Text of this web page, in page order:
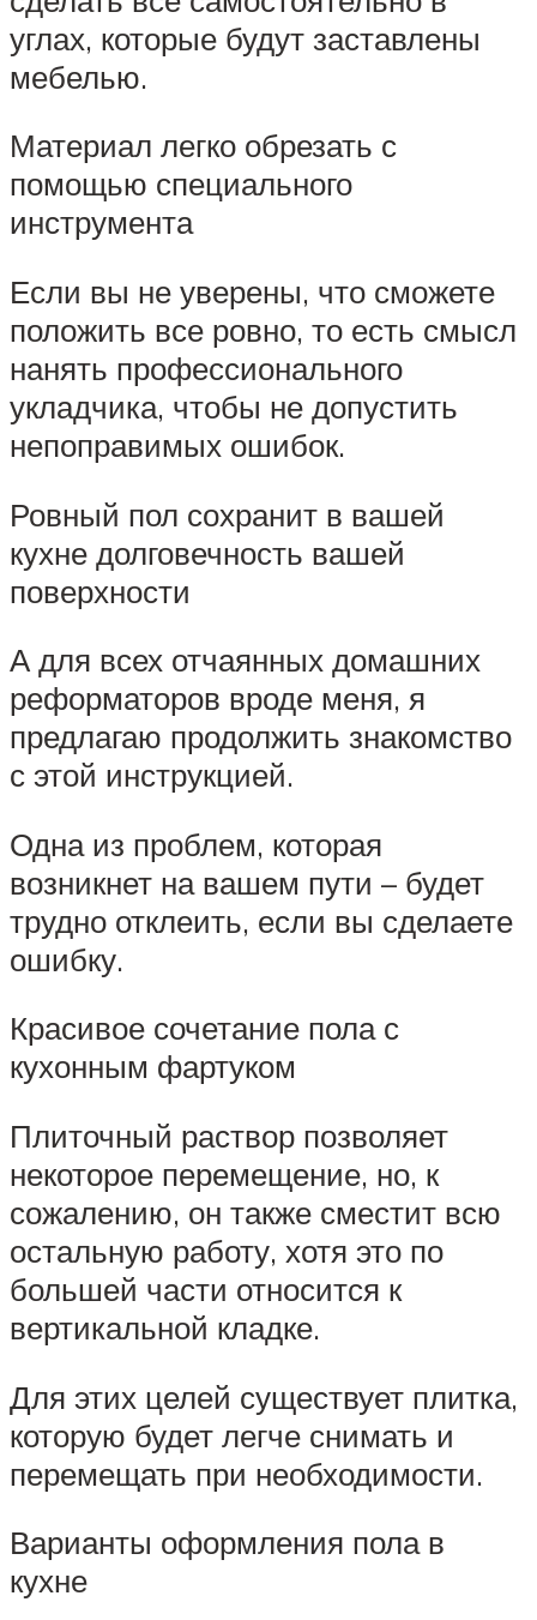
углах, которые будут заставлены
мебелью.
Материал легко обрезать с
помощью специального
инструмента
Если вы не уверены, что сможете
положить все ровно, то есть смысл
нанять профессионального
укладчика, чтобы не допустить
непоправимых ошибок.
Ровный пол сохранит в вашей
кухне долговечность вашей
поверхности
А для всех отчаянных домашних
реформаторов вроде меня, я
предлагаю продолжить знакомство
с этой инструкцией.
Одна из проблем, которая
возникнет на вашем пути – будет
трудно отклеить, если вы сделаете
ошибку.
Красивое сочетание пола с
кухонным фартуком
Плиточный раствор позволяет
некоторое перемещение, но, к
сожалению, он также сместит всю
остальную работу, хотя это по
большей части относится к
вертикальной кладке.
Для этих целей существует плитка,
которую будет легче снимать и
перемещать при необходимости.
Варианты оформления пола в
кухне